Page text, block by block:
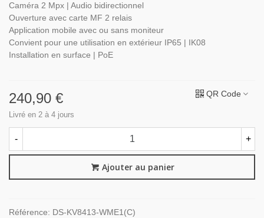
Caméra 2 Mpx | Audio bidirectionnel
Ouverture avec carte MF 2 relais
Application mobile avec ou sans moniteur
Convient pour une utilisation en extérieur IP65 | IK08
Installation en surface | PoE
240,90 €
Livré en 2 à 4 jours
QR Code
- +
Ajouter au panier
Référence: DS-KV8413-WME1(C)